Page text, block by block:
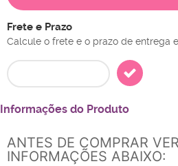
Frete e Prazo
Calcule o frete e o prazo de entrega
Informações do Produto
ANTES DE COMPRAR
INFORMAÇÕES ABAIXO: